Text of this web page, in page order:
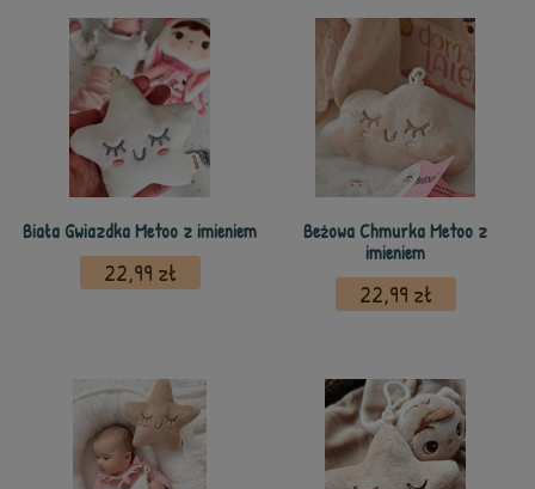
Biała Gwiazdka Metoo z imieniem
22,99 zł
Beżowa Chmurka Metoo z
imieniem
22,99 zł